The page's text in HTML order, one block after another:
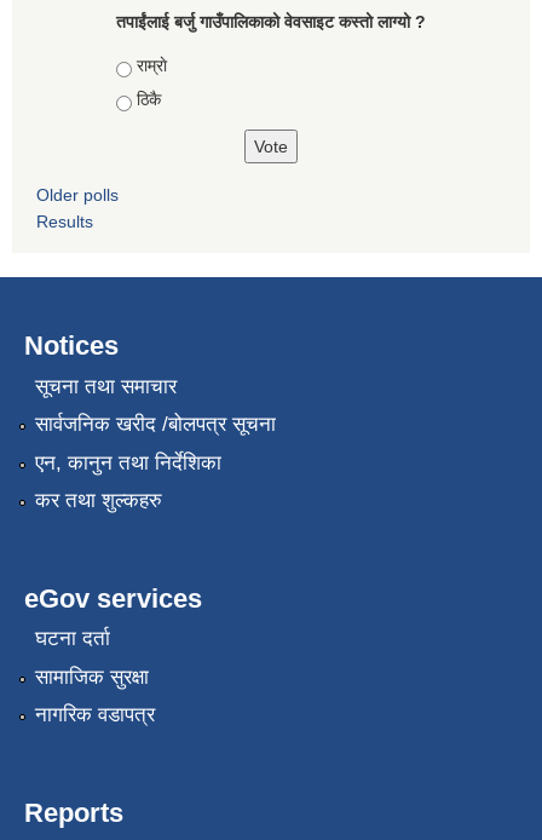
तपाईंलाई बर्जु गाउँपालिकाको वेवसाइट कस्तो लाग्यो ?
Choices
राम्राे
ठिकै
Older polls
Results
Notices
सूचना तथा समाचार
सार्वजनिक खरीद /बोलपत्र सूचना
एन, कानुन तथा निर्देशिका
कर तथा शुल्कहरु
eGov services
घटना दर्ता
सामाजिक सुरक्षा
नागरिक वडापत्र
Reports